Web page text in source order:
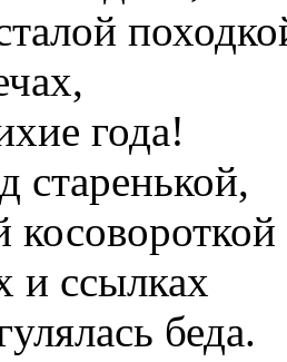
года!
старенькой,
и ссылках
беда.